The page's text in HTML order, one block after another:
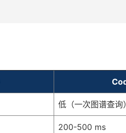
低（一次图谱查询
200-500 ms